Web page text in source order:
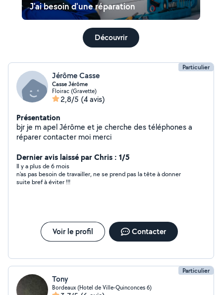
J'ai besoin d'une réparation
Découvrir
Particulier
Jérôme Casse
Casse Jérôme
Floirac (Gravette)
2,8/5 (4 avis)
Présentation
bjr je m apel Jérôme et je cherche des téléphones a
réparer contacter moi merci
Dernier avis laissé par Chris : 1/5
Il y a plus de 6 mois
n'as pas besoin de travailler, ne se prend pas la tête à donner
suite bref à éviter !!!
Voir le profil Contacter
Particulier
Tony
Bordeaux (Hotel de Ville-Quinconces 6)